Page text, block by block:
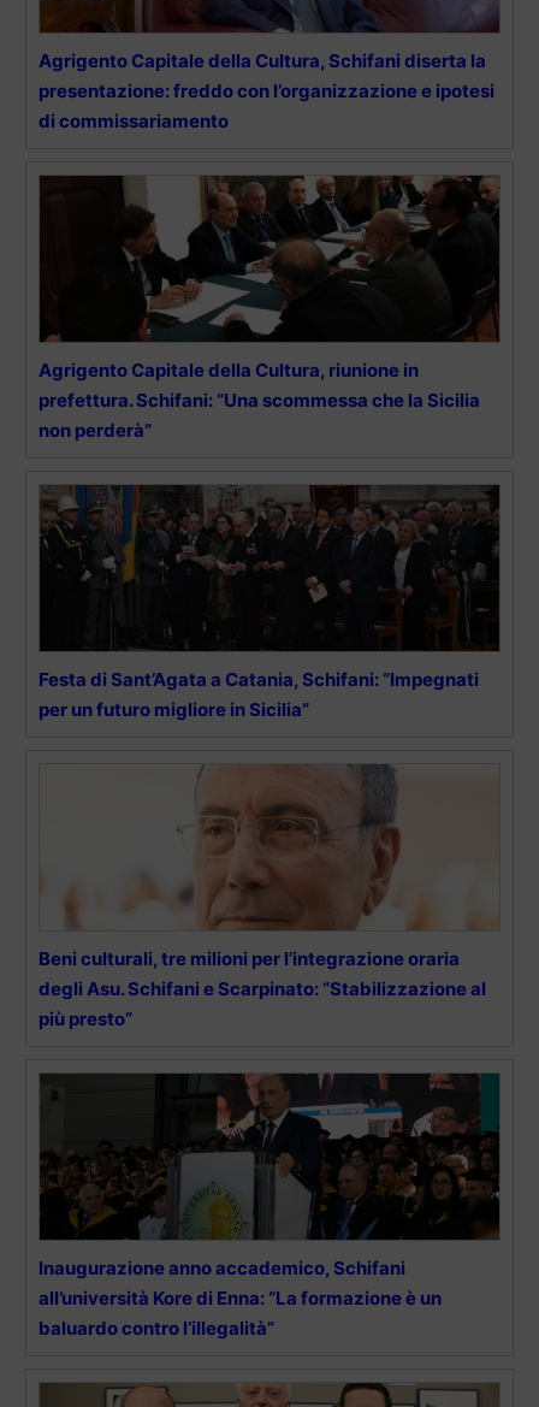
Agrigento Capitale della Cultura, Schifani diserta la
presentazione: freddo con l’organizzazione e ipotesi
di commissariamento
Agrigento Capitale della Cultura, riunione in
prefettura. Schifani: “Una scommessa che la Sicilia
non perderà”
Festa di Sant’Agata a Catania, Schifani: “Impegnati
per un futuro migliore in Sicilia”
Beni culturali, tre milioni per l’integrazione oraria
degli Asu. Schifani e Scarpinato: “Stabilizzazione al
più presto”
Inaugurazione anno accademico, Schifani
all’università Kore di Enna: “La formazione è un
baluardo contro l’illegalità”